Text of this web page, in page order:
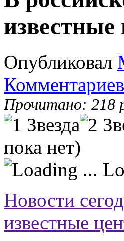
известные
Опубликовал
Комментариев
Прочитано: 218
пока нет)
Новости
известные